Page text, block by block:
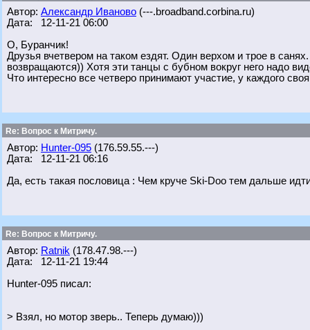
Автор: Александр Иваново (---.broadband.corbina.ru)
Дата: 12-11-21 06:00
О, Буранчик!
Друзья вчетвером на таком ездят. Один верхом и трое в
возвращаются)) Хотя эти танцы с бубном вокруг него надо
Что интересно все четверо принимают участие, у каждого
Re: Вопрос к Митричу.
Автор: Hunter-095 (176.59.55.---)
Дата: 12-11-21 06:16
Да, есть такая пословица : Чем круче Ski-Doo тем дальше
Re: Вопрос к Митричу.
Автор: Ratnik (178.47.98.---)
Дата: 12-11-21 19:44
Hunter-095 писал:
> Взял, но мотор зверь.. Теперь думаю)))